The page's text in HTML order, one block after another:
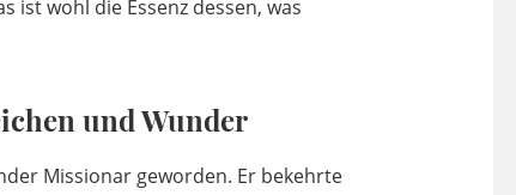
ist wohl die Essenz dessen, was
und Wunder
Missionar geworden. Er bekehrte